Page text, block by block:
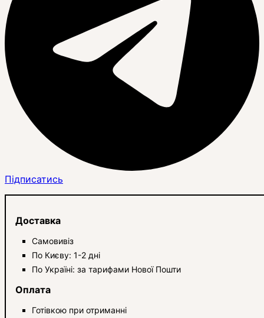
Підписатись
Доставка
Самовивіз
По Києву: 1-2 дні
По Україні: за тарифами Нової Пошти
Оплата
Готівкою при отриманні